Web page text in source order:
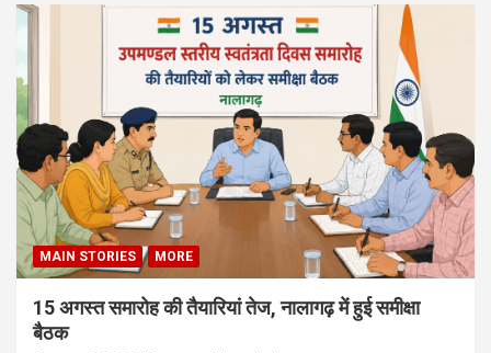
MAIN STORIES MORE
15 अगस्त समारोह की तैयारियां तेज, नालागढ़ में हुई समीक्षा
बैठक